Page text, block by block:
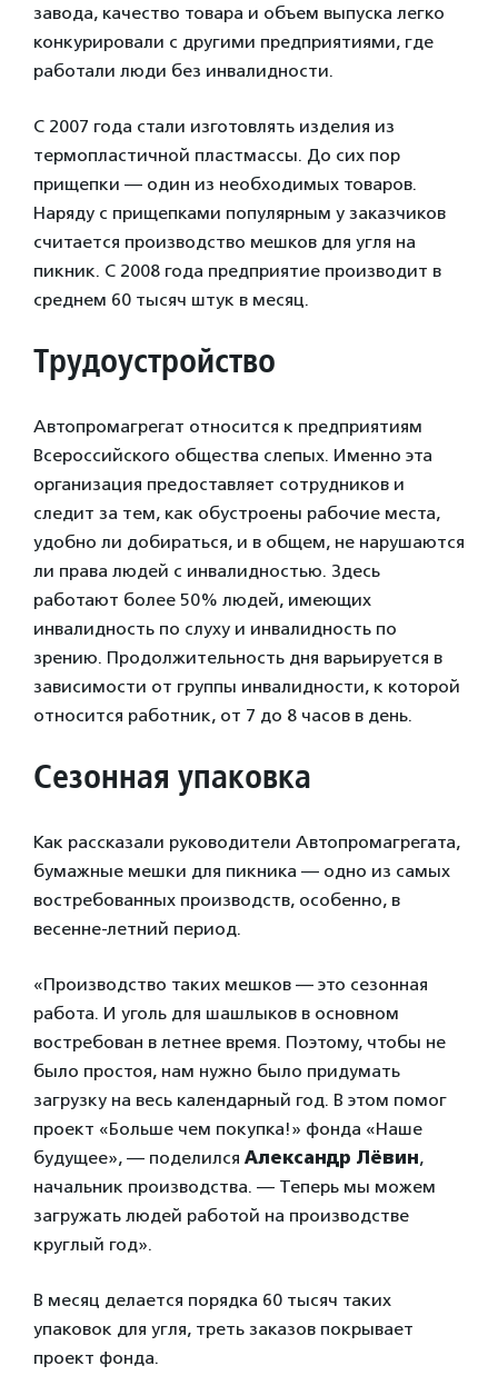
завода, качество товара и объем выпуска легко
конкурировали с другими предприятиями, где
работали люди без инвалидности.
С 2007 года стали изготовлять изделия из
термопластичной пластмассы. До сих пор
прищепки — один из необходимых товаров.
Наряду с прищепками популярным у заказчиков
считается производство мешков для угля на
пикник. С 2008 года предприятие производит в
среднем 60 тысяч штук в месяц.
Трудоустройство
Автопромагрегат относится к предприятиям
Всероссийского общества слепых. Именно эта
организация предоставляет сотрудников и
следит за тем, как обустроены рабочие места,
удобно ли добираться, и в общем, не нарушаются
ли права людей с инвалидностью. Здесь
работают более 50% людей, имеющих
инвалидность по слуху и инвалидность по
зрению. Продолжительность дня варьируется в
зависимости от группы инвалидности, к которой
относится работник, от 7 до 8 часов в день.
Сезонная упаковка
Как рассказали руководители Автопромагрегата,
бумажные мешки для пикника — одно из самых
востребованных производств, особенно, в
весенне-летний период.
«Производство таких мешков — это сезонная
работа. И уголь для шашлыков в основном
востребован в летнее время. Поэтому, чтобы не
было простоя, нам нужно было придумать
загрузку на весь календарный год. В этом помог
проект «Больше чем покупка!» фонда «Наше
будущее», — поделился Александр Лёвин,
начальник производства. — Теперь мы можем
загружать людей работой на производстве
круглый год».
В месяц делается порядка 60 тысяч таких
упаковок для угля, треть заказов покрывает
проект фонда.